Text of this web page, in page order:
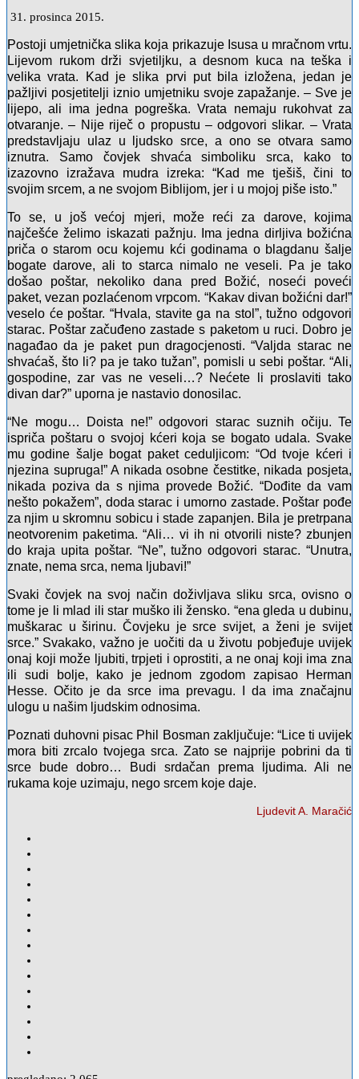
31. prosinca 2015.
Postoji umjetnička slika koja prikazuje Isusa u mračnom vrtu.
Lijevom rukom drži svjetiljku, a desnom kuca na teška i
velika vrata. Kad je slika prvi put bila izložena, jedan je
pažljivi posjetitelji iznio umjetniku svoje zapažanje. – Sve je
lijepo, ali ima jedna pogreška. Vrata nemaju rukohvat za
otvaranje. – Nije riječ o propustu – odgovori slikar. – Vrata
predstavljaju ulaz u ljudsko srce, a ono se otvara samo
iznutra. Samo čovjek shvaća simboliku srca, kako to
izazovno izražava mudra izreka: “Kad me tješiš, čini to
svojim srcem, a ne svojom Biblijom, jer i u mojoj piše isto.”
To se, u još većoj mjeri, može reći za darove, kojima
najčešće želimo iskazati pažnju. Ima jedna dirljiva božićna
priča o starom ocu kojemu kći godinama o blagdanu šalje
bogate darove, ali to starca nimalo ne veseli. Pa je tako
došao poštar, nekoliko dana pred Božić, noseći poveći
paket, vezan pozlaćenom vrpcom. “Kakav divan božićni dar!”
veselo će poštar. “Hvala, stavite ga na stol”, tužno odgovori
starac. Poštar začuđeno zastade s paketom u ruci. Dobro je
nagađao da je paket pun dragocjenosti. “Valjda starac ne
shvaćaš, što li? pa je tako tužan”, pomisli u sebi poštar. “Ali,
gospodine, zar vas ne veseli…? Nećete li proslaviti tako
divan dar?” uporna je nastavio donosilac.
“Ne mogu… Doista ne!” odgovori starac suznih očiju. Te
ispriča poštaru o svojoj kćeri koja se bogato udala. Svake
mu godine šalje bogat paket ceduljicom: “Od tvoje kćeri i
njezina supruga!” A nikada osobne čestitke, nikada posjeta,
nikada poziva da s njima provede Božić. “Dođite da vam
nešto pokažem”, doda starac i umorno zastade. Poštar pođe
za njim u skromnu sobicu i stade zapanjen. Bila je pretrpana
neotvorenim paketima. “Ali… vi ih ni otvorili niste? zbunjen
do kraja upita poštar. “Ne”, tužno odgovori starac. “Unutra,
znate, nema srca, nema ljubavi!”
Svaki čovjek na svoj način doživljava sliku srca, ovisno o
tome je li mlad ili star muško ili žensko. “ena gleda u dubinu,
muškarac u širinu. Čovjeku je srce svijet, a ženi je svijet
srce.” Svakako, važno je uočiti da u životu pobjeđuje uvijek
onaj koji može ljubiti, trpjeti i oprostiti, a ne onaj koji ima zna
ili sudi bolje, kako je jednom zgodom zapisao Herman
Hesse. Očito je da srce ima prevagu. I da ima značajnu
ulogu u našim ljudskim odnosima.
Poznati duhovni pisac Phil Bosman zaključuje: “Lice ti uvijek
mora biti zrcalo tvojega srca. Zato se najprije pobrini da ti
srce bude dobro… Budi srdačan prema ljudima. Ali ne
rukama koje uzimaju, nego srcem koje daje.
Ljudevit A. Maračić